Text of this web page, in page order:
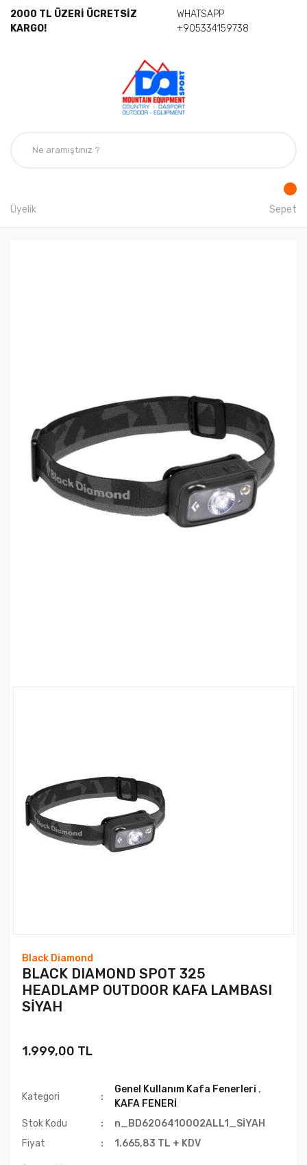
2000 TL ÜZERİ ÜCRETSİZ
KARGO!
WHATSAPP
+905334159738
Üyelik Sepet
Black Diamond
BLACK DIAMOND SPOT 325
HEADLAMP OUTDOOR KAFA LAMBASI
SİYAH
1.999,00 TL
Kategori
Genel Kullanım Kafa Fenerleri ,
KAFA FENERİ
Stok Kodu
n_BD6206410002ALL1_SİYAH
Fiyat
1.665,83 TL + KDV